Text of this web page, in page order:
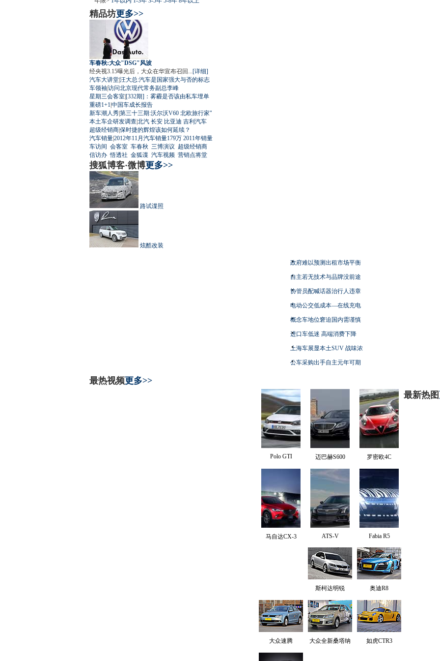
精品坊更多>>
车春秋:大众"DSG"风波
经央视3.15曝光后，大众在华宣布召回... [详细]
汽车大讲堂|汪大总:汽车是国家强大与否的标志
车领袖|访问北京现代常务副总李峰
星期三会客室|[332期]：雾霾是否该由私车埋单
重磅1+1 |中国车成长报告
新车潮人秀|第三十三期:沃尔沃V60 北欧旅行家"
本土车企研发调查|北汽 长安 比亚迪 吉利汽车
超级经销商|保时捷的辉煌该如何延续？
汽车销量|2012年11月汽车销量179万 2011年销量
车访间 会客室 车春秋 三博演议 超级经销商
信访办 悟透社 金狐谍 汽车视频 营销点将堂
搜狐博客·微博更多>>
路试谍照
炫酷改装
政府难以预测出租市场平衡
自主若无技术与品牌没前途
协管员配喊话器治行人违章
电动公交低成本—在线充电
概念车地位窘迫国内需谨慎
进口车低迷 高端消费下降
上海车展显本土SUV 战味浓
公车采购出手自主元年可期
最热视频更多>>
Polo GTI 迈巴赫S600 罗密欧4C
马自达CX-3 ATS-V Fabia R5
最新热图
斯柯达明锐 奥迪R8
大众速腾 大众全新桑塔纳 如虎CTR3